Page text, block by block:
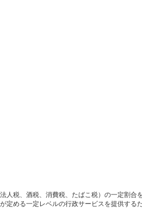
人税、酒税、消費税、たばこ税）の一定割
定める一定レベルの行政サービスを提供す